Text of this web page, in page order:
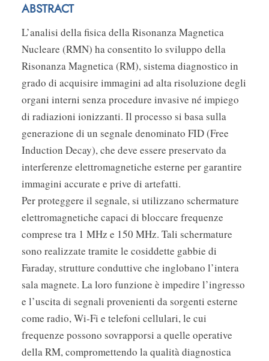
ABSTRACT
L’analisi della fisica della Risonanza Magnetica
Nucleare (RMN) ha consentito lo sviluppo della
Risonanza Magnetica (RM), sistema diagnostico in
grado di acquisire immagini ad alta risoluzione degli
organi interni senza procedure invasive né impiego
di radiazioni ionizzanti. Il processo si basa sulla
generazione di un segnale denominato FID (Free
Induction Decay), che deve essere preservato da
interferenze elettromagnetiche esterne per garantire
immagini accurate e prive di artefatti.
Per proteggere il segnale, si utilizzano schermature
elettromagnetiche capaci di bloccare frequenze
comprese tra 1 MHz e 150 MHz. Tali schermature
sono realizzate tramite le cosiddette gabbie di
Faraday, strutture conduttive che inglobano l’intera
sala magnete. La loro funzione è impedire l’ingresso
e l’uscita di segnali provenienti da sorgenti esterne
come radio, Wi-Fi e telefoni cellulari, le cui
frequenze possono sovrapporsi a quelle operative
della RM, compromettendo la qualità diagnostica